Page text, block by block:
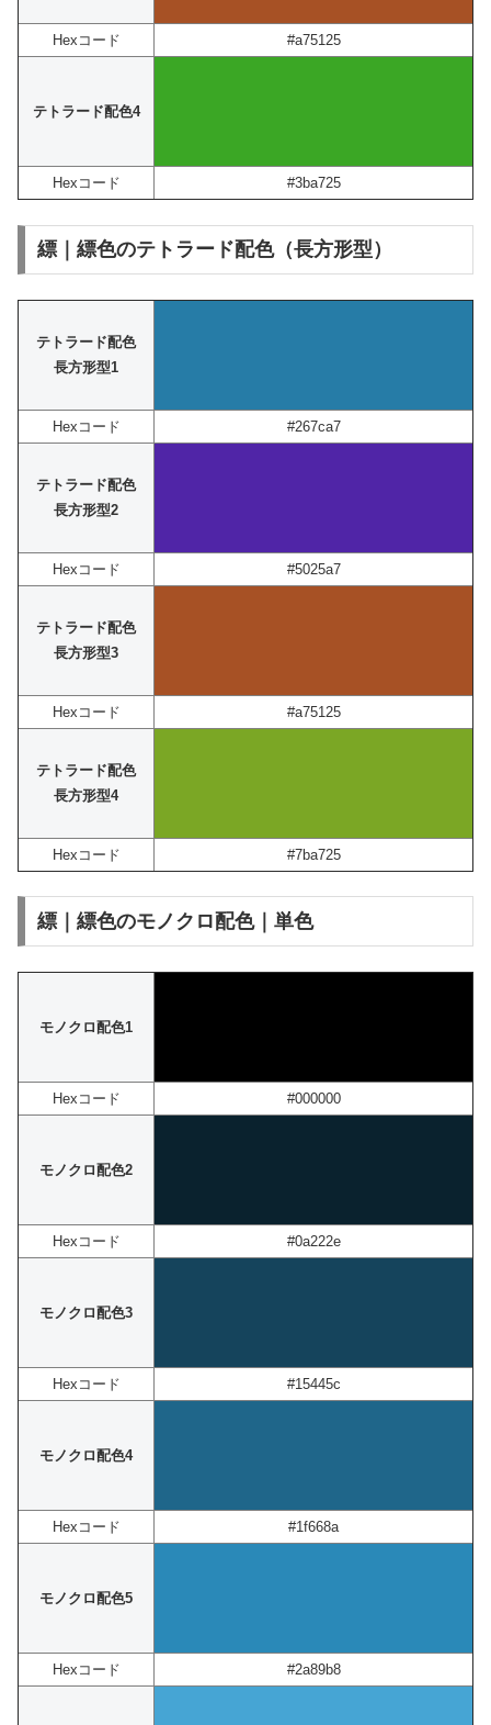
Hexコード #a75125
テトラード配色4
Hexコード #3ba725
縹｜縹色のテトラード配色（長方形型）
テトラード配色
長方形型1
Hexコード #267ca7
テトラード配色
長方形型2
Hexコード #5025a7
テトラード配色
長方形型3
Hexコード #a75125
テトラード配色
長方形型4
Hexコード #7ba725
縹｜縹色のモノクロ配色｜単色
モノクロ配色1
Hexコード #000000
モノクロ配色2
Hexコード #0a222e
モノクロ配色3
Hexコード #15445c
モノクロ配色4
Hexコード #1f668a
モノクロ配色5
Hexコード #2a89b8